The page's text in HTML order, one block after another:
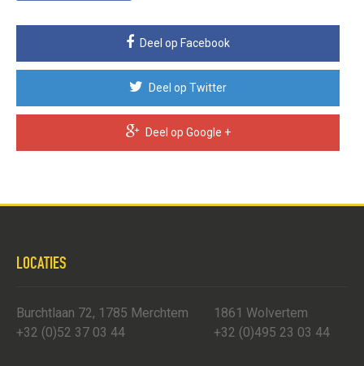
Deel op Facebook
Deel op Twitter
Deel op Google +
LOCATIES
Burchtlaan 72, 1785 Merchtem
+32 (0)52 37 03 44
1861 Wolvertem
+32 (0)495 23 03 44